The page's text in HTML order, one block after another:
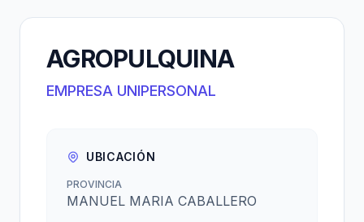
AGROPULQUINA
EMPRESA UNIPERSONAL
UBICACIÓN
PROVINCIA
MANUEL MARIA CABALLERO